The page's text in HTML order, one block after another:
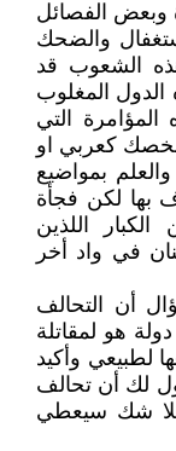
الفصائل
والضحك
الشعوب قد
المغلوب
التي
كعربي او
بمواضيع
بها لكن فجأة
اللذين
في واد أخر
أن التحالف
هو لمقاتلة
لطبيعي وأكيد
لك أن تحالف
شك سيعطي